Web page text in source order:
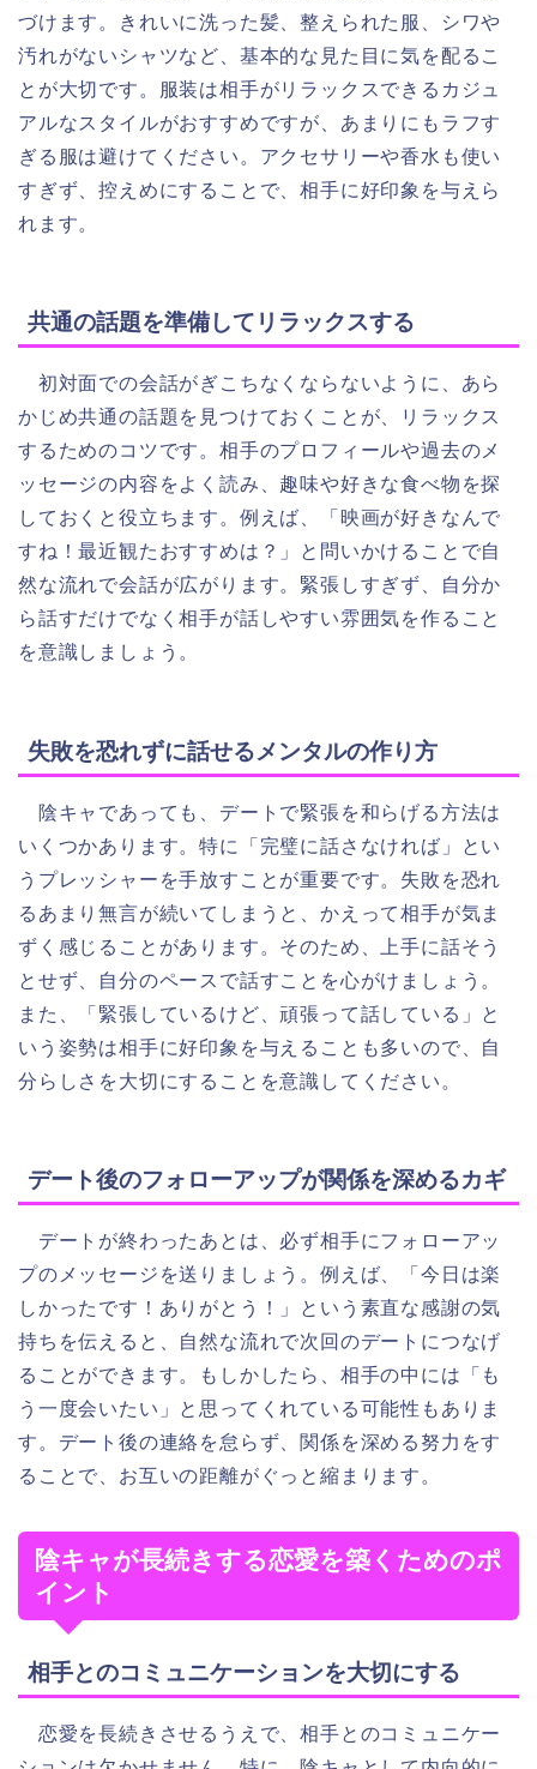
づけます。きれいに洗った髪、整えられた服、シワや
汚れがないシャツなど、基本的な見た目に気を配るこ
とが大切です。服装は相手がリラックスできるカジュ
アルなスタイルがおすすめですが、あまりにもラフす
ぎる服は避けてください。アクセサリーや香水も使い
すぎず、控えめにすることで、相手に好印象を与えら
れます。
共通の話題を準備してリラックスする
初対面での会話がぎこちなくならないように、あら
かじめ共通の話題を見つけておくことが、リラックス
するためのコツです。相手のプロフィールや過去のメ
ッセージの内容をよく読み、趣味や好きな食べ物を探
しておくと役立ちます。例えば、「映画が好きなんで
すね！最近観たおすすめは？」と問いかけることで自
然な流れで会話が広がります。緊張しすぎず、自分か
ら話すだけでなく相手が話しやすい雰囲気を作ること
を意識しましょう。
失敗を恐れずに話せるメンタルの作り方
陰キャであっても、デートで緊張を和らげる方法は
いくつかあります。特に「完璧に話さなければ」とい
うプレッシャーを手放すことが重要です。失敗を恐れ
るあまり無言が続いてしまうと、かえって相手が気ま
ずく感じることがあります。そのため、上手に話そう
とせず、自分のペースで話すことを心がけましょう。
また、「緊張しているけど、頑張って話している」と
いう姿勢は相手に好印象を与えることも多いので、自
分らしさを大切にすることを意識してください。
デート後のフォローアップが関係を深めるカギ
デートが終わったあとは、必ず相手にフォローアッ
プのメッセージを送りましょう。例えば、「今日は楽
しかったです！ありがとう！」という素直な感謝の気
持ちを伝えると、自然な流れで次回のデートにつなげ
ることができます。もしかしたら、相手の中には「も
う一度会いたい」と思ってくれている可能性もありま
す。デート後の連絡を怠らず、関係を深める努力をす
ることで、お互いの距離がぐっと縮まります。
陰キャが長続きする恋愛を築くためのポ
イント
相手とのコミュニケーションを大切にする
恋愛を長続きさせるうえで、相手とのコミュニケー